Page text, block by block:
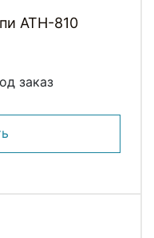
ATH-810
заказ